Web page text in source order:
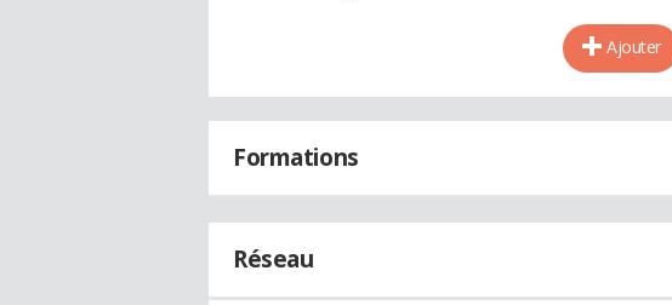
Ajouter
Formations
Réseau